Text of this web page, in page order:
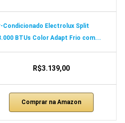
Condicionado Electrolux Split
BTUs Color Adapt Frio com...
R$3.139,00
Comprar na Amazon